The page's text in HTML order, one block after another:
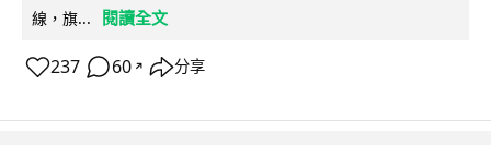
線，旗...
閱讀全文
237 60 ↗ 分享